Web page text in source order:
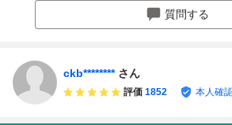
ン） 3種 海
軍 FILM. Z WC
質問する
ckb******** さん
評価 1852 本人確